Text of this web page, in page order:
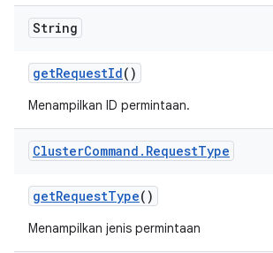
String
getRequestId()
Menampilkan ID permintaan.
ClusterCommand . RequestType
getRequestType()
Menampilkan jenis permintaan